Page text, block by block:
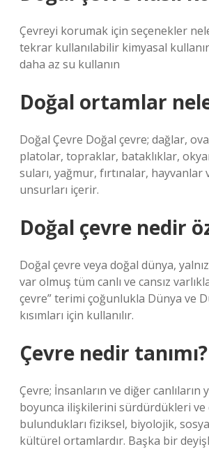
Çevreyi korumak için seçenekler
tekrar kullanılabilir kimyasal
daha az su kullanın
Doğal ortamlar
Doğal Çevre Doğal çevre; dağlar,
platolar, topraklar, bataklıklar,
suları, yağmur, fırtınalar,
unsurları içerir.
Doğal çevre nedir
Doğal çevre veya doğal dünya,
var olmuş tüm canlı ve cansız
çevre” terimi çoğunlukla Dünya ve
kısımları için kullanılır.
Çevre nedir tanımı?
Çevre; İnsanların ve diğer canlıların
boyunca ilişkilerini sürdürdükleri ve
bulundukları fiziksel, biyolojik,
kültürel ortamlardır. Başka bir